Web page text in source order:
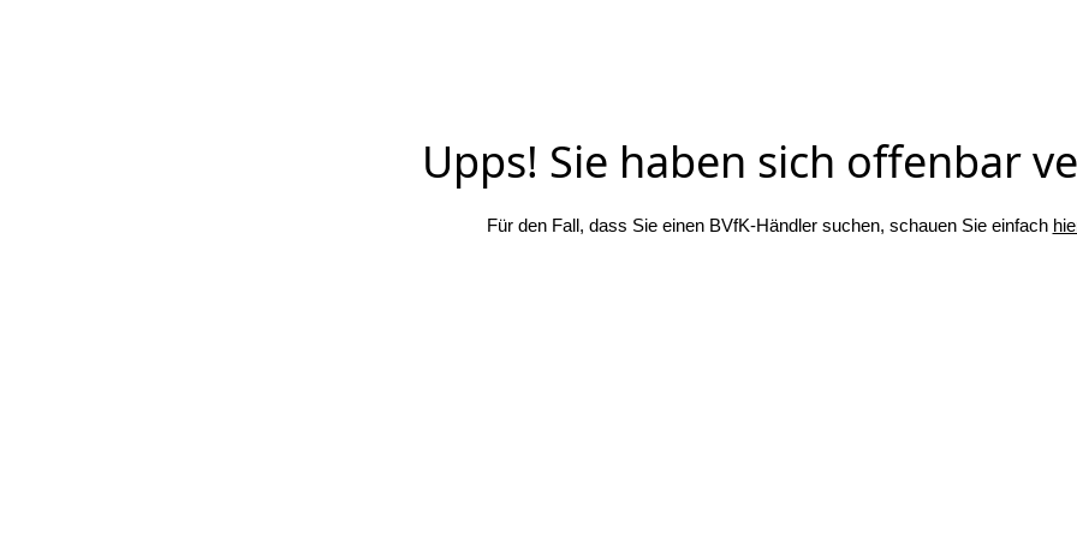
Upps! Sie haben sich offenbar
Für den Fall, dass Sie einen BVfK-Händler suchen, schauen Sie einfach